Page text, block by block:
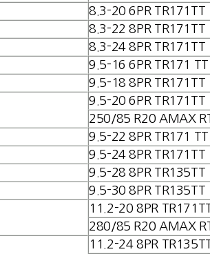
8.3-20 6PR TR171TT
8.3-22 8PR TR171TT
8.3-24 8PR TR171TT
9.5-16 6PR TR171 TT
9.5-18 8PR TR171TT
9.5-20 6PR TR171TT
250/85 R20 AMAX
9.5-22 8PR TR171 TT
9.5-24 8PR TR171TT
9.5-28 8PR TR135TT
9.5-30 8PR TR135TT
11.2-20 8PR
280/85 R20 AMAX
11.2-24 8PR